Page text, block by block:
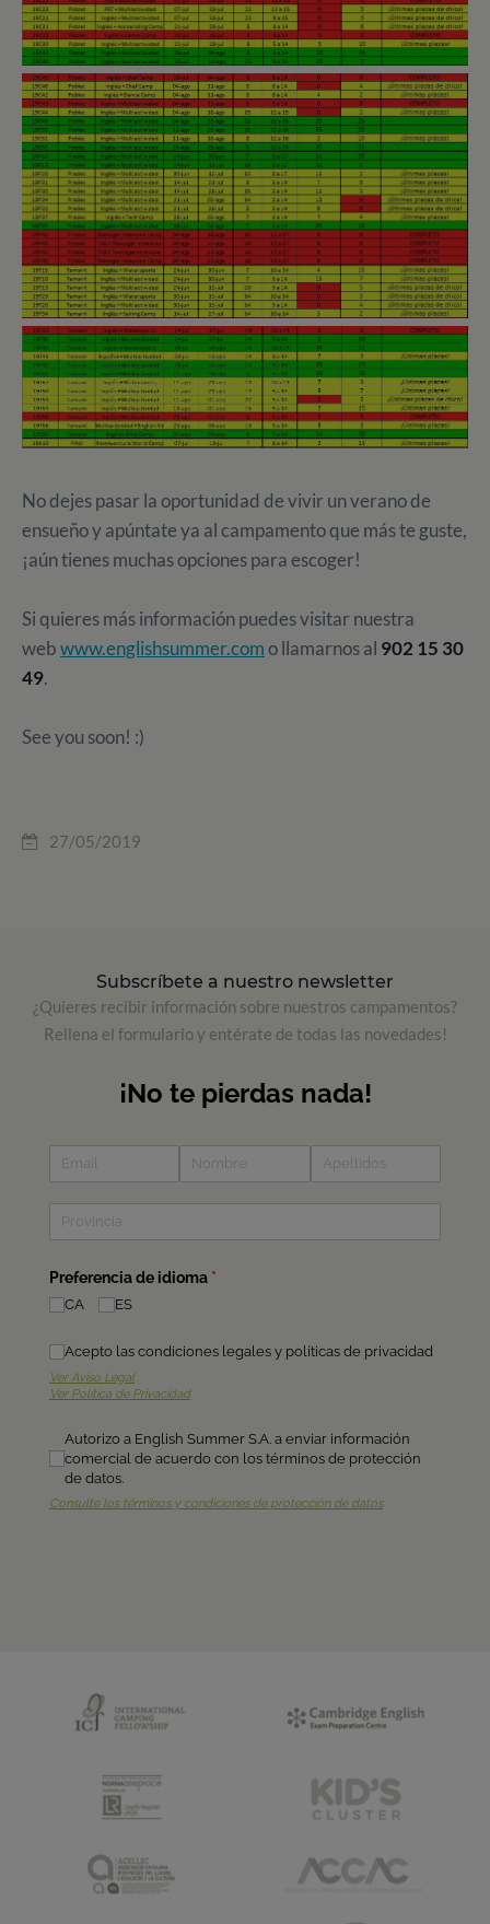
No dejes pasar la oportunidad de vivir un verano de
ensueño y apúntate ya al campamento que más te guste,
¡aún tienes muchas opciones para escoger!
Si quieres más información puedes visitar nuestra
webwww.englishsummer.como llamarnos al 902 15 30
49.
See you soon! :)
27/05/2019
Subscríbete a nuestro newsletter
¿Quieres recibir información sobre nuestros campamentos?
Rellena el formulario y entérate de todas las novedades!